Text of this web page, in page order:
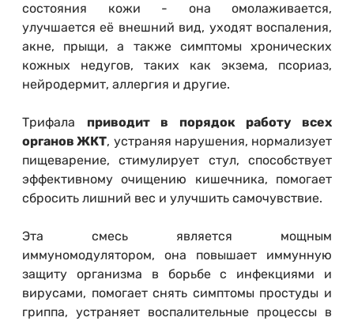
состояния кожи - она омолаживается,
улучшается её внешний вид, уходят воспаления,
акне, прыщи, а также симптомы хронических
кожных недугов, таких как экзема, псориаз,
нейродермит, аллергия и другие.
Трифала приводит в порядок работу всех
органов ЖКТ, устраняя нарушения, нормализует
пищеварение, стимулирует стул, способствует
эффективному очищению кишечника, помогает
сбросить лишний вес и улучшить самочувствие.
Эта смесь является мощным
иммуномодулятором, она повышает иммунную
защиту организма в борьбе с инфекциями и
вирусами, помогает снять симптомы простуды и
гриппа, устраняет воспалительные процессы в